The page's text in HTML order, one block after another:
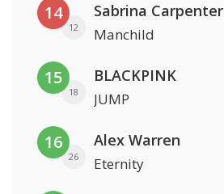
14
12
Sabrina Carpenter
Manchild
15
18
BLACKPINK
JUMP
16
26
Alex Warren
Eternity